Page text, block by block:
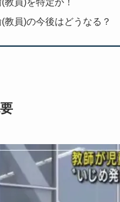
教員)の今後はどうなる？